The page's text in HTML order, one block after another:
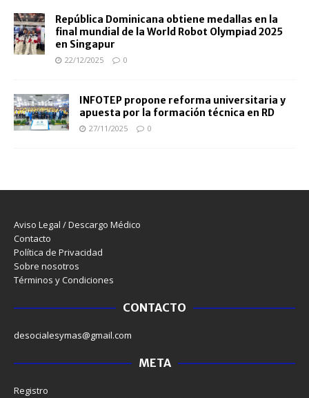
República Dominicana obtiene medallas en la
final mundial de la World Robot Olympiad 2025
en Singapur
22/12/2025 0
INFOTEP propone reforma universitaria y
apuesta por la formación técnica en RD
27/11/2025 0
Aviso Legal / Descargo Médico
Contacto
Política de Privacidad
Sobre nosotros
Términos y Condiciones
CONTACTO
desocialesymas@gmail.com
META
Registro